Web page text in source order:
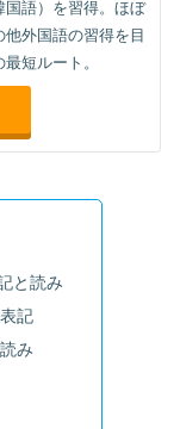
国語）を習得。ほぼ
外国語の習得を目
短ルート。
と読み
記
み